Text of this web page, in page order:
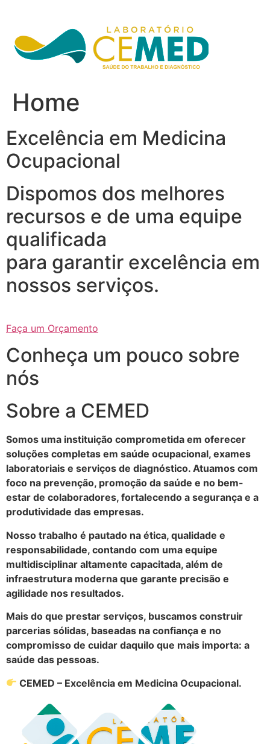
conteúdo
Home
Excelência em Medicina
Ocupacional
Dispomos dos melhores
recursos e de uma equipe
qualificada
para garantir excelência em
nossos serviços.
Faça um Orçamento
Conheça um pouco sobre
nós
Sobre a CEMED
Somos uma instituição comprometida em oferecer
soluções completas em saúde ocupacional, exames
laboratoriais e serviços de diagnóstico. Atuamos com
foco na prevenção, promoção da saúde e no bem-
estar de colaboradores, fortalecendo a segurança e a
produtividade das empresas.
Nosso trabalho é pautado na ética, qualidade e
responsabilidade, contando com uma equipe
multidisciplinar altamente capacitada, além de
infraestrutura moderna que garante precisão e
agilidade nos resultados.
Mais do que prestar serviços, buscamos construir
parcerias sólidas, baseadas na confiança e no
compromisso de cuidar daquilo que mais importa: a
saúde das pessoas.
CEMED – Excelência em Medicina Ocupacional.